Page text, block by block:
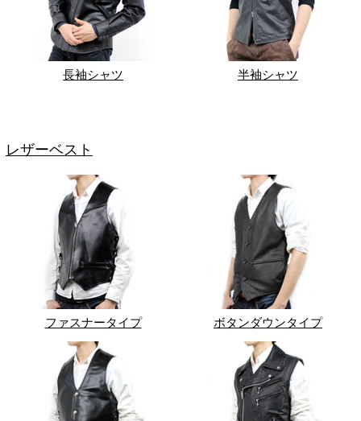
長袖シャツ 半袖シャツ
レザーベスト
ファスナータイプ ボタンダウンタイプ